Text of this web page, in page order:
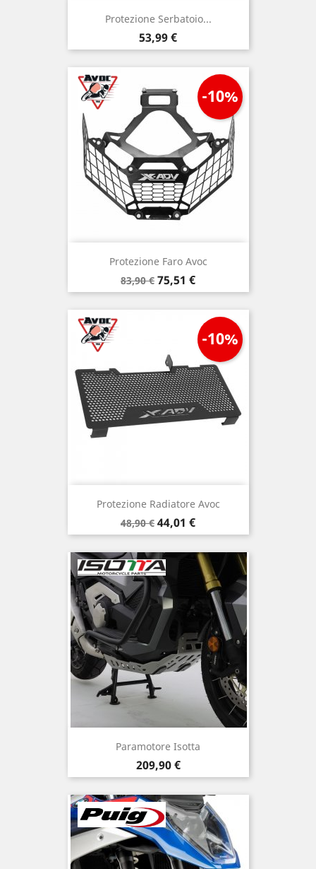
Protezione Serbatoio...
Prezzo
53,99 €
Protezione Faro Avoc
Prezzo
base
83,90 €
-10%
Prezzo
75,51 €
Protezione Radiatore Avoc
Prezzo
base
48,90 €
-10%
Prezzo
44,01 €
Paramotore Isotta
Prezzo
209,90 €